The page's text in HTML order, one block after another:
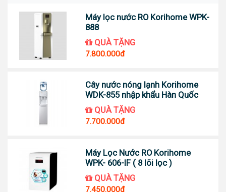
Máy lọc nước RO Korihome WPK-
888
QUÀ TẶNG
7.800.000đ
Cây nước nóng lạnh Korihome
WDK-855 nhập khẩu Hàn Quốc
QUÀ TẶNG
7.700.000đ
Máy Lọc Nước RO Korihome
WPK- 606-IF ( 8 lõi lọc )
QUÀ TẶNG
7.450.000đ